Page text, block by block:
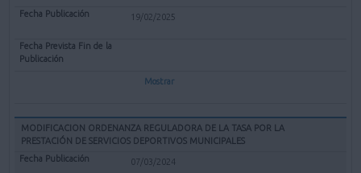
19/02/2025
Mostrar
MODIFICACION ORDENANZA REGULADORA DE LA TASA POR LA
PRESTACIÓN DE SERVICIOS DEPORTIVOS MUNICIPALES
07/03/2024